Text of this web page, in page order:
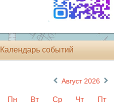
Календарь событий
Август 2026
Пн Вт Ср Чт Пт